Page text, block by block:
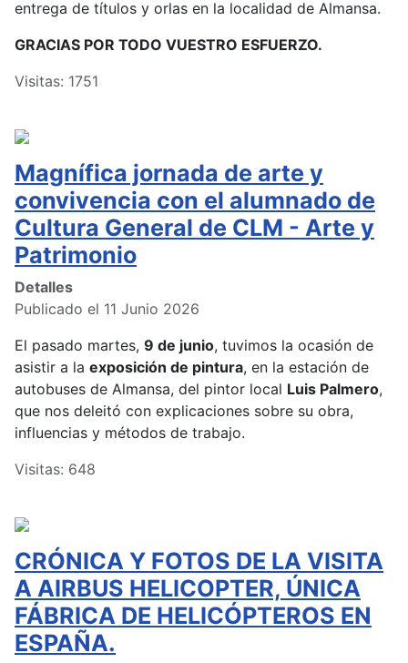
entrega de títulos y orlas en la localidad de Almansa.
GRACIAS POR TODO VUESTRO ESFUERZO.
Visitas: 1751
Magnífica jornada de arte y
convivencia con el alumnado de
Cultura General de CLM - Arte y
Patrimonio
Detalles
Publicado el 11 Junio 2026
El pasado martes, 9 de junio, tuvimos la ocasión de
asistir a la exposición de pintura, en la estación de
autobuses de Almansa, del pintor local Luis Palmero,
que nos deleitó con explicaciones sobre su obra,
influencias y métodos de trabajo.
Visitas: 648
CRÓNICA Y FOTOS DE LA VISITA
A AIRBUS HELICOPTER, ÚNICA
FÁBRICA DE HELICÓPTEROS EN
ESPAÑA.